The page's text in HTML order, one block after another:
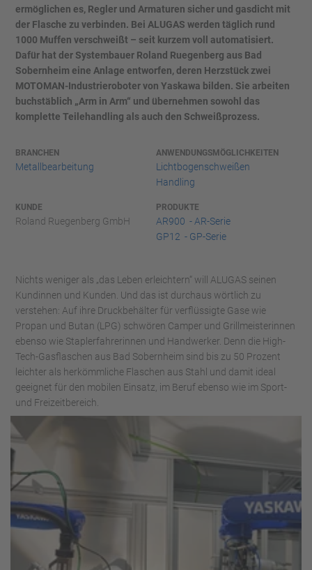
ermöglichen es, Regler und Armaturen sicher und gasdicht mit
der Flasche zu verbinden. Bei ALUGAS werden täglich rund
1000 Muffen verschweißt – seit kurzem voll automatisiert.
Dafür hat der Systembauer Roland Ruegenberg aus Bad
Sobernheim eine Anlage entworfen, deren Herzstück zwei
MOTOMAN-Industrieroboter von Yaskawa bilden. Sie arbeiten
buchstäblich „Arm in Arm“ und übernehmen sowohl das
komplette Teilehandling als auch den Schweißprozess.
BRANCHEN
Metallbearbeitung
ANWENDUNGSMÖGLICHKEITEN
Lichtbogenschweißen
Handling
KUNDE
Roland Ruegenberg GmbH
PRODUKTE
AR900 - AR-Serie
GP12 - GP-Serie
Nichts weniger als „das Leben erleichtern“ will ALUGAS seinen
Kundinnen und Kunden. Und das ist durchaus wörtlich zu
verstehen: Auf ihre Druckbehälter für verflüssigte Gase wie
Propan und Butan (LPG) schwören Camper und Grillmeisterinnen
ebenso wie Staplerfahrerinnen und Handwerker. Denn die High-
Tech-Gasflaschen aus Bad Sobernheim sind bis zu 50 Prozent
leichter als herkömmliche Flaschen aus Stahl und damit ideal
geeignet für den mobilen Einsatz, im Beruf ebenso wie im Sport-
und Freizeitbereich.